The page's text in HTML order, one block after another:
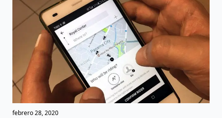
febrero 28, 2020